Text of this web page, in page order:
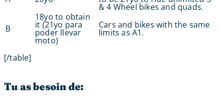
& 4 Wheel bikes and quads.
B
18yo to obtain
it (21yo para
poder llevar
moto)
Cars and bikes with the same
limits as A1.
[/table]
Tu as besoin de: